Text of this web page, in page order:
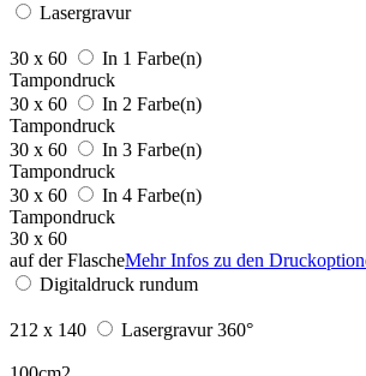
Lasergravur
30 x 60
In 1 Farbe(n)
Tampondruck
30 x 60
In 2 Farbe(n)
Tampondruck
30 x 60
In 3 Farbe(n)
Tampondruck
30 x 60
In 4 Farbe(n)
Tampondruck
30 x 60
auf der FlascheMehr Infos zu den
Digitaldruck rundum
212 x 140 Lasergravur 360°